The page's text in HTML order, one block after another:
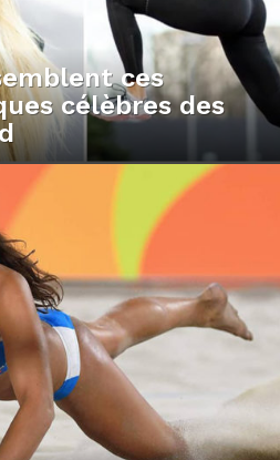
ces
célèbres des